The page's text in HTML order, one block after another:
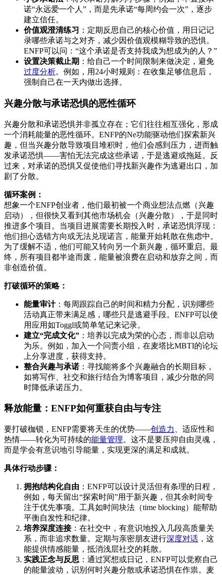
诺“永远爱一个人”，而是先承诺“每周约会一次”，逐步
建立信任。
价值观澄清练习 ：定期反思自己的核心价值，用日记记
录哪些承诺与之对齐，减少因价值观模糊导致的恐惧。
ENFP可以问：“这个承诺是否支持我成为想成为的人？”
设置决策截止期 ：给自己一个时间限制来做决定，避免
过度分析。例如，用24小时规则：在收集足够信息后，
强制自己在一天内做出选择。
兴趣分散与承诺恐惧的恶性循环
兴趣分散和承诺恐惧并非孤立存在；它们往往相互强化，形成
一个消耗能量的恶性循环。ENFP的Ne功能驱动他们探索新兴
趣，但当兴趣分散导致项目堆积时，他们会感到压力，进而触
发承诺恐惧——害怕无法完成这些承诺，于是逃避或拖延。反
过来，对承诺的恐惧又促使他们寻找新兴趣作为逃避出口，加
剧了分散。
循环案例：
想象一个ENFP创业者，他们最初被一个商业想法点燃（兴趣
启动），但很快又看到其他市场机会（兴趣分散），于是同时
推进多个项目。当项目进展需要长期投入时，承诺恐惧浮现：
他们担心选错方向或无法兑现诺言，能量开始耗散在焦虑中。
为了缓解不适，他们可能又转向另一个新兴趣，循环重启。最
终，所有项目都半途而废，能量被浪费在启动和放弃之间，而
非创造价值。
打破循环的策略：
能量审计：每周跟踪自己的时间和精力分配，识别哪些
活动真正带来满足感，哪些只是逃避手段。ENFP可以使
用应用如Toggl或简单笔记来记录。
建立“完成文化” ：培养以完成为荣的心态，而非以启动
为乐。例如，加入一个问责小组，在麦塔比MBTI的论坛
上分享进度，获得支持。
整合兴趣与承诺：寻找能将多个兴趣融合的长期目标，
如将写作、社交和旅行结合为博客项目，减少分散的同
时降低承诺压力。
释放能量：ENFP如何重获自由与专注
要打破枷锁，ENFP需要将天生的优势——创造力
、适应性和
热情——转化为可持续的能量管理。这不是要压抑自由灵魂，
而是学会有意识地引导能量，实现更深的满足和成就。
具体行动步骤：
拥抱结构化自由 ：ENFP可以设计灵活但有条理的日程，
例如，每天留出“探索时间”用于新兴趣，但其余时间专
注于优先事项。工具如时间块法（time blocking）能帮助
平衡自发性和纪律。
培养深度连接：在社交中，有意识地投入几段高质量关
系，而非追求数量。定期与亲密朋友进行深度对话 ，这
能提供情感能量，抵消浅层社交的耗散。
实践正念与反思 ：通过冥想或日记，ENFP可以觉察自己
的能量波动，识别何时兴趣分散或承诺恐惧在作祟。麦